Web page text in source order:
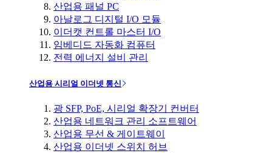
산업용 패널 PC
아날로그 디지털 I/O 모듈
이더캣 컨트롤 마스터 I/O
임베디드 자동화 컴퓨터
전력 에너지 설비 관리
산업용 시리얼 이더넷 통신
광 SFP, PoE, 시리얼 확장기 컨버터
산업용 네트워크 관리 소프트웨어
산업용 무선 & 게이트웨이
산업용 이더넷 스위치 허브